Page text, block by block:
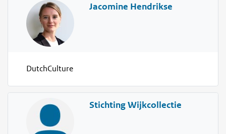
Jacomine Hendrikse
DutchCulture
Stichting Wijkcollectie